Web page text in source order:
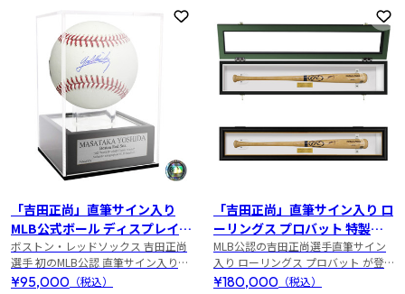
お気に入りに登録
「吉田正尚」直筆サイン入り
MLB公式ボール ディスプレイケ
ース入り
ボストン・レッドソックス 吉田正尚
選手 初のMLB公認 直筆サイン入りメ
モラビリアが登場！！
¥95,000 （税込）
お
「吉田正尚」直筆サイン入り ロ
ーリングス プロバット 特製フ
レーム
MLB公認の吉田正尚選手直筆サイン
入り ローリングス プロバット が登
場！
¥180,000 （税込）